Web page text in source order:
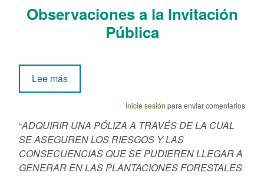
Observaciones a la Invitación
Pública
Lee mássobre Invitación Privada No. 02-2025
Inicie sesión para enviar comentarios
“ADQUIRIR UNA PÓLIZA A TRAVÉS DE LA CUAL
SE ASEGUREN LOS RIESGOS Y LAS
CONSECUENCIAS QUE SE PUDIEREN LLEGAR A
GENERAR EN LAS PLANTACIONES FORESTALES